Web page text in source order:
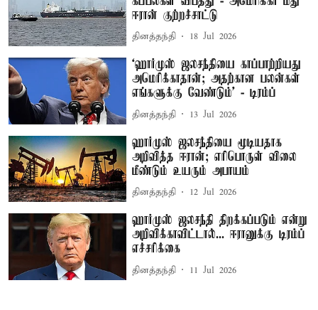
ஈரான் குற்றச்சாட்டு
தினத்தந்தி 18 Jul 2026
‘ஹார்முஸ் ஜலசந்தியை காப்பாற்றியது
அமெரிக்காதான்; அதற்கான பலன்கள்
எங்களுக்கு வேண்டும்’ - டிரம்ப்
தினத்தந்தி 13 Jul 2026
ஹார்முஸ் ஜலசந்தியை மூடியதாக
அறிவித்த ஈரான்; எரிபொருள் விலை
மீண்டும் உயரும் அபாயம்
தினத்தந்தி 12 Jul 2026
ஹார்முஸ் ஜலசந்தி திறக்கப்படும் என்று
அறிவிக்காவிட்டால்... ஈரானுக்கு டிரம்ப்
எச்சரிக்கை
தினத்தந்தி 11 Jul 2026